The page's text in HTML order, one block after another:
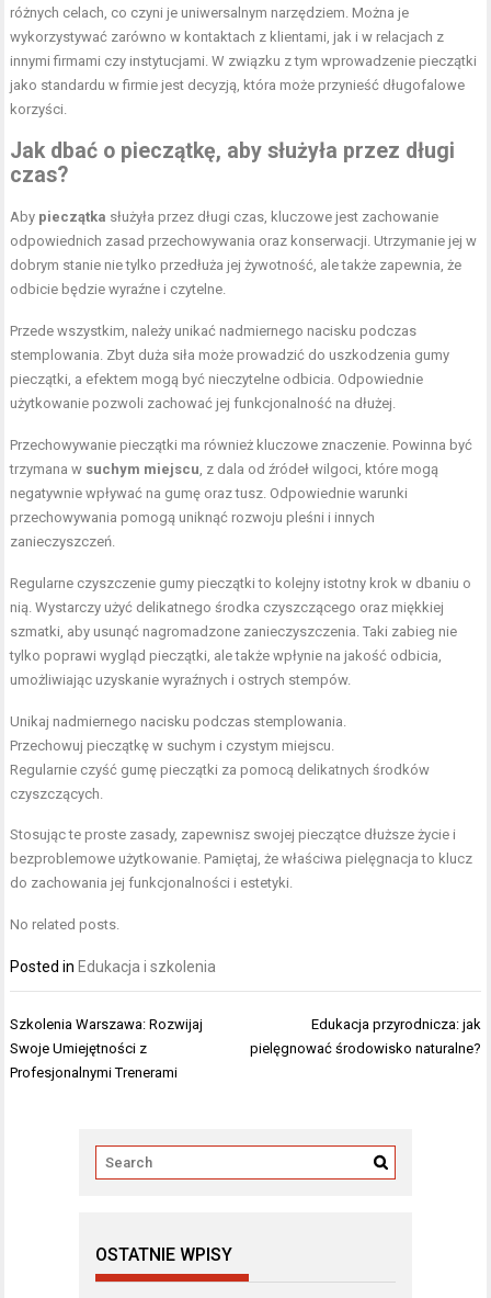
różnych celach, co czyni je uniwersalnym narzędziem. Można je
wykorzystywać zarówno w kontaktach z klientami, jak i w relacjach z
innymi firmami czy instytucjami. W związku z tym wprowadzenie pieczątki
jako standardu w firmie jest decyzją, która może przynieść długofalowe
korzyści.
Jak dbać o pieczątkę, aby służyła przez długi
czas?
Aby pieczątka służyła przez długi czas, kluczowe jest zachowanie
odpowiednich zasad przechowywania oraz konserwacji. Utrzymanie jej w
dobrym stanie nie tylko przedłuża jej żywotność, ale także zapewnia, że
odbicie będzie wyraźne i czytelne.
Przede wszystkim, należy unikać nadmiernego nacisku podczas
stemplowania. Zbyt duża siła może prowadzić do uszkodzenia gumy
pieczątki, a efektem mogą być nieczytelne odbicia. Odpowiednie
użytkowanie pozwoli zachować jej funkcjonalność na dłużej.
Przechowywanie pieczątki ma również kluczowe znaczenie. Powinna być
trzymana w suchym miejscu , z dala od źródeł wilgoci, które mogą
negatywnie wpływać na gumę oraz tusz. Odpowiednie warunki
przechowywania pomogą uniknąć rozwoju pleśni i innych
zanieczyszczeń.
Regularne czyszczenie gumy pieczątki to kolejny istotny krok w dbaniu o
nią. Wystarczy użyć delikatnego środka czyszczącego oraz miękkiej
szmatki, aby usunąć nagromadzone zanieczyszczenia. Taki zabieg nie
tylko poprawi wygląd pieczątki, ale także wpłynie na jakość odbicia,
umożliwiając uzyskanie wyraźnych i ostrych stempów.
Unikaj nadmiernego nacisku podczas stemplowania.
Przechowuj pieczątkę w suchym i czystym miejscu.
Regularnie czyść gumę pieczątki za pomocą delikatnych środków
czyszczących.
Stosując te proste zasady, zapewnisz swojej pieczątce dłuższe życie i
bezproblemowe użytkowanie. Pamiętaj, że właściwa pielęgnacja to klucz
do zachowania jej funkcjonalności i estetyki.
No related posts.
Posted in Edukacja i szkolenia
Nawigacja
wpisu
Szkolenia Warszawa: Rozwijaj
Swoje Umiejętności z
Profesjonalnymi Trenerami
Edukacja przyrodnicza: jak
pielęgnować środowisko naturalne?
OSTATNIE WPISY